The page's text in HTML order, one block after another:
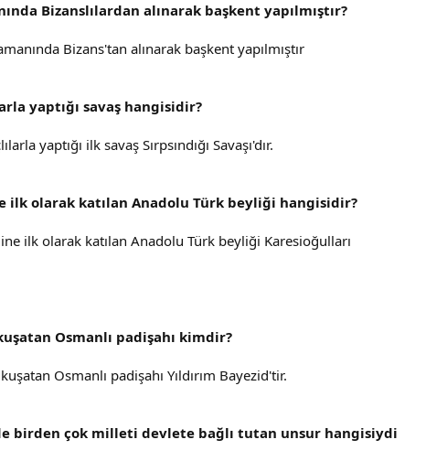
Bizanslılardan alınarak başkent yapılmıştır?
Bizans'tan alınarak başkent yapılmıştır
yaptığı savaş hangisidir?
yaptığı ilk savaş Sırpsındığı Savaşı'dır.
ilk olarak katılan Anadolu Türk beyliği hangisidir?
ilk olarak katılan Anadolu Türk beyliği Karesioğulları
Osmanlı padişahı kimdir?
Osmanlı padişahı Yıldırım Bayezid'tir.
birden çok milleti devlete bağlı tutan unsur hangisiydi